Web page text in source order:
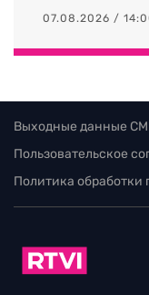
07.08.2026 /
Выходные данные
Пользовательское
Политика